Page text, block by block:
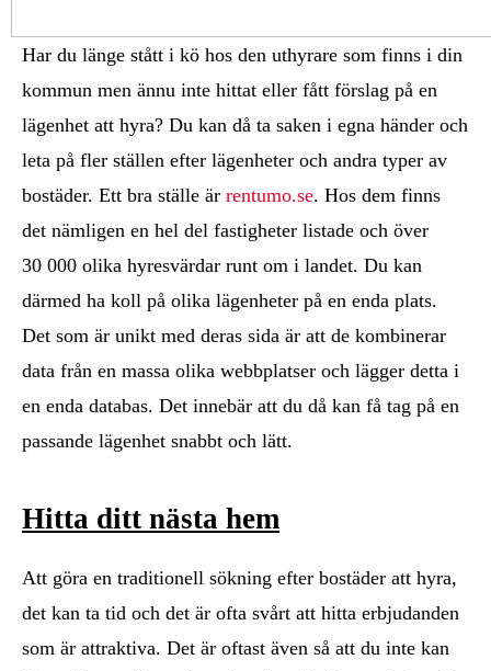
Har du länge stått i kö hos den uthyrare som finns i din
kommun men ännu inte hittat eller fått förslag på en
lägenhet att hyra? Du kan då ta saken i egna händer och
leta på fler ställen efter lägenheter och andra typer av
bostäder. Ett bra ställe är rentumo.se. Hos dem finns
det nämligen en hel del fastigheter listade och över
30 000 olika hyresvärdar runt om i landet. Du kan
därmed ha koll på olika lägenheter på en enda plats.
Det som är unikt med deras sida är att de kombinerar
data från en massa olika webbplatser och lägger detta i
en enda databas. Det innebär att du då kan få tag på en
passande lägenhet snabbt och lätt.
Hitta ditt nästa hem
Att göra en traditionell sökning efter bostäder att hyra,
det kan ta tid och det är ofta svårt att hitta erbjudanden
som är attraktiva. Det är oftast även så att du inte kan